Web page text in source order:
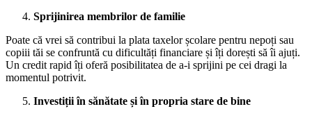
Sprijinirea membrilor de familie
Poate că vrei să contribui la plata taxelor școlare pentru nepoți sau
copiii tăi se confruntă cu dificultăți financiare și îți dorești să îi ajuți.
Un credit rapid îți oferă posibilitatea de a-i sprijini pe cei dragi la
momentul potrivit.
Investiții în sănătate și în propria stare de bine